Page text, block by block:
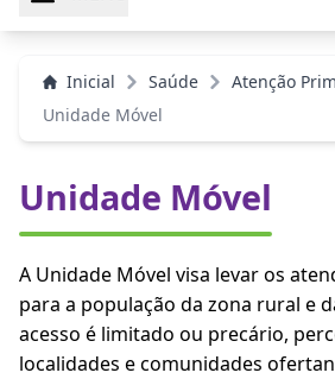
Inicial Saúde
Atenção
Unidade Móvel
Unidade Móvel
A Unidade Móvel visa levar os
para a população da zona rural e
acesso é limitado ou precário,
localidades e comunidades